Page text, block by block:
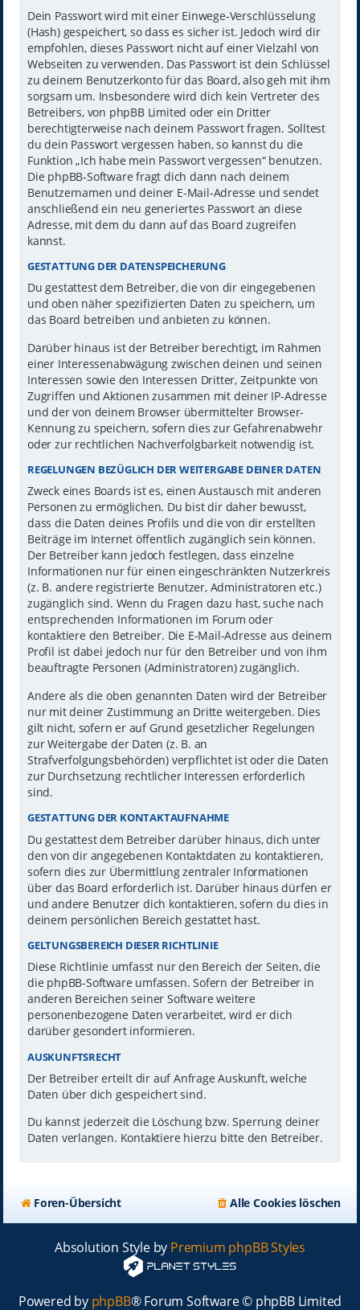
Dein Passwort wird mit einer Einwege-Verschlüsselung
(Hash) gespeichert, so dass es sicher ist. Jedoch wird dir
empfohlen, dieses Passwort nicht auf einer Vielzahl von
Webseiten zu verwenden. Das Passwort ist dein Schlüssel
zu deinem Benutzerkonto für das Board, also geh mit ihm
sorgsam um. Insbesondere wird dich kein Vertreter des
Betreibers, von phpBB Limited oder ein Dritter
berechtigterweise nach deinem Passwort fragen. Solltest
du dein Passwort vergessen haben, so kannst du die
Funktion „Ich habe mein Passwort vergessen“ benutzen.
Die phpBB-Software fragt dich dann nach deinem
Benutzernamen und deiner E-Mail-Adresse und sendet
anschließend ein neu generiertes Passwort an diese
Adresse, mit dem du dann auf das Board zugreifen
kannst.
GESTATTUNG DER DATENSPEICHERUNG
Du gestattest dem Betreiber, die von dir eingegebenen
und oben näher spezifizierten Daten zu speichern, um
das Board betreiben und anbieten zu können.
Darüber hinaus ist der Betreiber berechtigt, im Rahmen
einer Interessenabwägung zwischen deinen und seinen
Interessen sowie den Interessen Dritter, Zeitpunkte von
Zugriffen und Aktionen zusammen mit deiner IP-Adresse
und der von deinem Browser übermittelter Browser-
Kennung zu speichern, sofern dies zur Gefahrenabwehr
oder zur rechtlichen Nachverfolgbarkeit notwendig ist.
REGELUNGEN BEZÜGLICH DER WEITERGABE DEINER DATEN
Zweck eines Boards ist es, einen Austausch mit anderen
Personen zu ermöglichen. Du bist dir daher bewusst,
dass die Daten deines Profils und die von dir erstellten
Beiträge im Internet öffentlich zugänglich sein können.
Der Betreiber kann jedoch festlegen, dass einzelne
Informationen nur für einen eingeschränkten Nutzerkreis
(z. B. andere registrierte Benutzer, Administratoren etc.)
zugänglich sind. Wenn du Fragen dazu hast, suche nach
entsprechenden Informationen im Forum oder
kontaktiere den Betreiber. Die E-Mail-Adresse aus deinem
Profil ist dabei jedoch nur für den Betreiber und von ihm
beauftragte Personen (Administratoren) zugänglich.
Andere als die oben genannten Daten wird der Betreiber
nur mit deiner Zustimmung an Dritte weitergeben. Dies
gilt nicht, sofern er auf Grund gesetzlicher Regelungen
zur Weitergabe der Daten (z. B. an
Strafverfolgungsbehörden) verpflichtet ist oder die Daten
zur Durchsetzung rechtlicher Interessen erforderlich
sind.
GESTATTUNG DER KONTAKTAUFNAHME
Du gestattest dem Betreiber darüber hinaus, dich unter
den von dir angegebenen Kontaktdaten zu kontaktieren,
sofern dies zur Übermittlung zentraler Informationen
über das Board erforderlich ist. Darüber hinaus dürfen er
und andere Benutzer dich kontaktieren, sofern du dies in
deinem persönlichen Bereich gestattet hast.
GELTUNGSBEREICH DIESER RICHTLINIE
Diese Richtlinie umfasst nur den Bereich der Seiten, die
die phpBB-Software umfassen. Sofern der Betreiber in
anderen Bereichen seiner Software weitere
personenbezogene Daten verarbeitet, wird er dich
darüber gesondert informieren.
AUSKUNFTSRECHT
Der Betreiber erteilt dir auf Anfrage Auskunft, welche
Daten über dich gespeichert sind.
Du kannst jederzeit die Löschung bzw. Sperrung deiner
Daten verlangen. Kontaktiere hierzu bitte den Betreiber.
Foren-Übersicht Alle Cookies löschen
Absolution Style by Premium phpBB Styles
Powered by phpBB® Forum Software © phpBB Limited